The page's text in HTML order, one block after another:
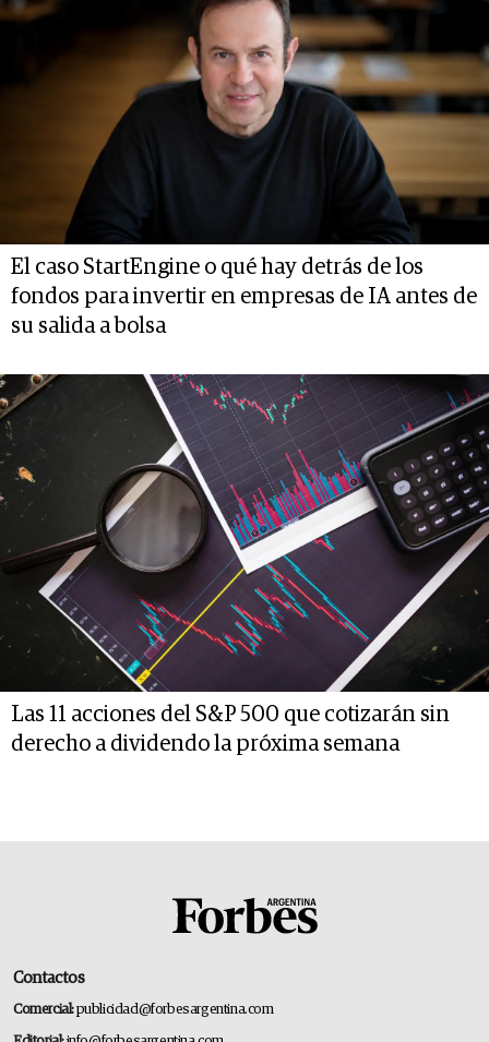
El caso StartEngine o qué hay detrás de los
fondos para invertir en empresas de IA antes de
su salida a bolsa
Las 11 acciones del S&P 500 que cotizarán sin
derecho a dividendo la próxima semana
Contactos
Comercial:publicidad@forbesargentina.com